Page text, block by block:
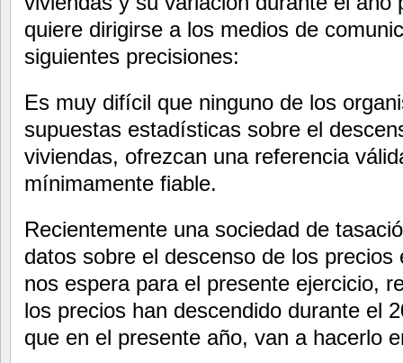
quiere dirigirse a los medios de
siguientes precisiones:
Es muy difícil que ninguno de los
supuestas estadísticas sobre el
viviendas, ofrezcan una referencia
mínimamente fiable.
Recientemente una sociedad de
datos sobre el descenso de los precios
nos espera para el presente ejercicio,
los precios han descendido durante el
que en el presente año, van a hacerlo